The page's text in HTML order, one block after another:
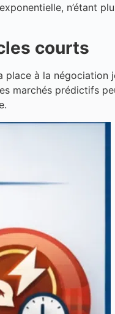
n’étant
courts
place à la négociation
marchés prédictifs